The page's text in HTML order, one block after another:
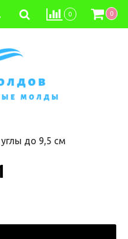
0 0
до 9,5 см